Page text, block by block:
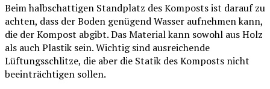
Beim halbschattigen Standplatz des Komposts ist darauf zu
achten, dass der Boden genügend Wasser aufnehmen kann,
die der Kompost abgibt. Das Material kann sowohl aus Holz
als auch Plastik sein. Wichtig sind ausreichende
Lüftungsschlitze, die aber die Statik des Komposts nicht
beeinträchtigen sollen.